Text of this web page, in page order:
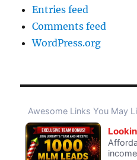
Entries feed
Comments feed
WordPress.org